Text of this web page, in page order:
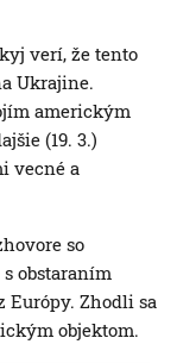
verí, že tento
Ukrajine.
americkým
(19. 3.)
vecné a
so
obstaraním
Európy. Zhodli sa
objektom.